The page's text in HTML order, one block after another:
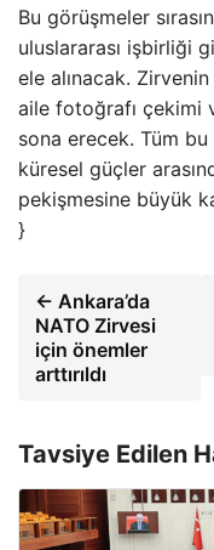
Bu görüşmeler
uluslararası işbirliği
ele alınacak.
aile fotoğrafı çekimi
sona erecek. Tüm
küresel güçler
pekişmesine büyük
}
← Ankara’da
NATO Zirvesi
için önemler
arttırıldı
Tavsiye Edilen